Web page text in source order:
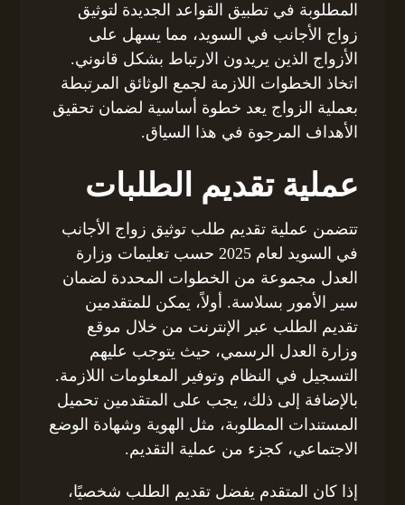
المطلوبة في تطبيق القواعد الجديدة لتوثيق
زواج الأجانب في السويد، مما يسهل على
الأزواج الذين يريدون الارتباط بشكل قانوني.
اتخاذ الخطوات اللازمة لجمع الوثائق المرتبطة
بعملية الزواج يعد خطوة أساسية لضمان تحقيق
الأهداف المرجوة في هذا السياق.
عملية تقديم الطلبات
تتضمن عملية تقديم طلب توثيق زواج الأجانب
في السويد لعام 2025 حسب تعليمات وزارة
العدل مجموعة من الخطوات المحددة لضمان
سير الأمور بسلاسة. أولاً، يمكن للمتقدمين
تقديم الطلب عبر الإنترنت من خلال موقع
وزارة العدل الرسمي، حيث يتوجب عليهم
التسجيل في النظام وتوفير المعلومات اللازمة.
بالإضافة إلى ذلك، يجب على المتقدمين تحميل
المستندات المطلوبة، مثل الهوية وشهادة الوضع
الاجتماعي، كجزء من عملية التقديم.
إذا كان المتقدم يفضل تقديم الطلب شخصيًا،